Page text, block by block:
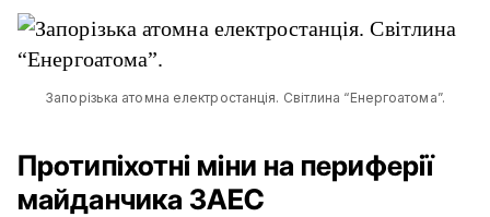
Запорізька атомна електростанція. Світлина “Енергоатома”.
Протипіхотні міни на периферії
майданчика ЗАЕС